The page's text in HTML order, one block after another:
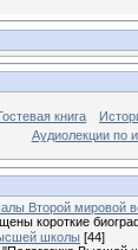
Гостевая книга
Аудиолекции по
Второй мировой
короткие
школы [44]